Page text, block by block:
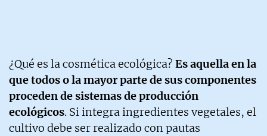
¿Qué es la cosmética ecológica? Es aquella en la
que todos o la mayor parte de sus componentes
proceden de sistemas de producción
ecológicos. Si integra ingredientes vegetales, el
cultivo debe ser realizado con pautas